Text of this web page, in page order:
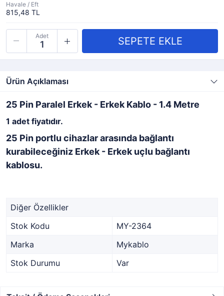
Havale / Eft
815,48 TL
Adet
Ürün Açıklaması
25 Pin Paralel Erkek - Erkek Kablo - 1.4 Metre
1 adet fiyatıdır.
25 Pin portlu cihazlar arasında bağlantı
kurabileceğiniz Erkek - Erkek uçlu bağlantı
kablosu.
Diğer Özellikler
Stok Kodu
MY-2364
Marka
Mykablo
Stok Durumu
Var